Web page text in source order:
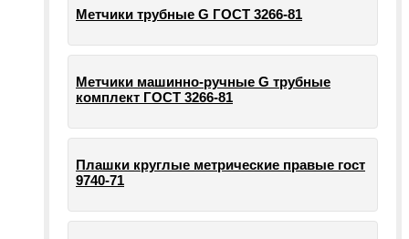
Метчики трубные G ГОСТ 3266-81
Метчики машинно-ручные G трубные
комплект ГОСТ 3266-81
Плашки круглые метрические правые гост
9740-71